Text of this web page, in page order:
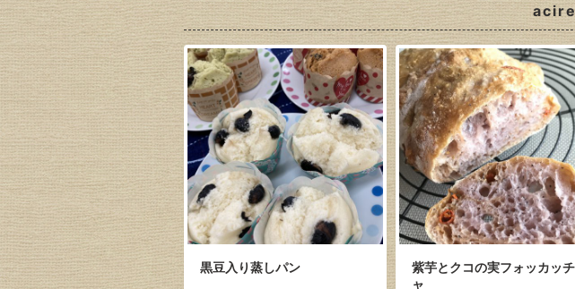
acire
黒豆入り蒸しパン
紫芋とクコの実フォッカッチ
ャ